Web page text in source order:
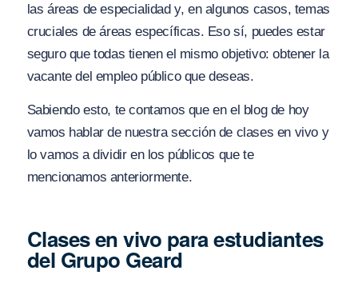
las áreas de especialidad y, en algunos casos, temas
cruciales de áreas específicas. Eso sí, puedes estar
seguro que todas tienen el mismo objetivo: obtener la
vacante del empleo público que deseas.
Sabiendo esto, te contamos que en el blog de hoy
vamos hablar de nuestra sección de clases en vivo y
lo vamos a dividir en los públicos que te
mencionamos anteriormente.
Clases en vivo para estudiantes
del Grupo Geard